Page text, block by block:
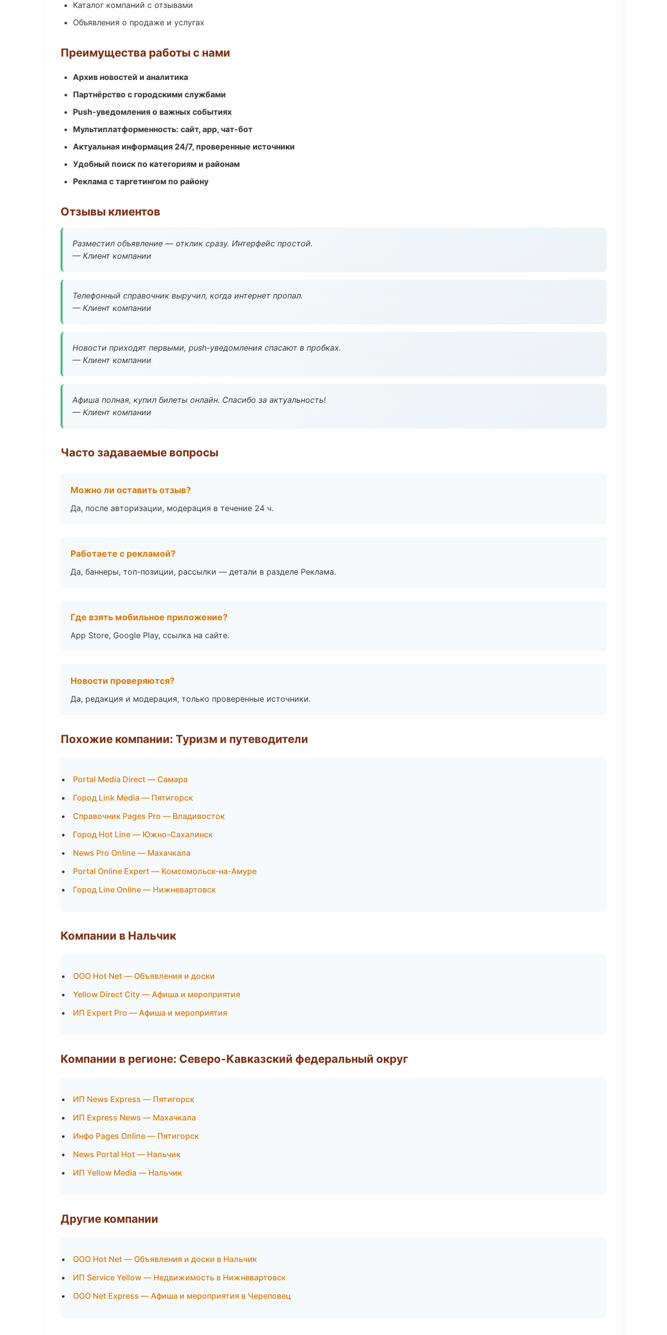
Каталог компаний с отзывами
Объявления о продаже и услугах
Преимущества работы с нами
Архив новостей и аналитика
Партнёрство с городскими службами
Push-уведомления о важных событиях
Мультиплатформенность: сайт, app, чат-бот
Актуальная информация 24/7, проверенные источники
Удобный поиск по категориям и районам
Реклама с таргетингом по району
Отзывы клиентов
Разместил объявление — отклик сразу. Интерфейс простой.
— Клиент компании
Телефонный справочник выручил, когда интернет пропал.
— Клиент компании
Новости приходят первыми, push-уведомления спасают в пробках.
— Клиент компании
Афиша полная, купил билеты онлайн. Спасибо за актуальность!
— Клиент компании
Часто задаваемые вопросы
Можно ли оставить отзыв?
Да, после авторизации, модерация в течение 24 ч.
Работаете с рекламой?
Да, баннеры, топ-позиции, рассылки — детали в разделе Реклама.
Где взять мобильное приложение?
App Store, Google Play, ссылка на сайте.
Новости проверяются?
Да, редакция и модерация, только проверенные источники.
Похожие компании: Туризм и путеводители
Portal Media Direct — Самара
Город Link Media — Пятигорск
Справочник Pages Pro — Владивосток
Город Hot Line — Южно-Сахалинск
News Pro Online — Махачкала
Portal Online Expert — Комсомольск-на-Амуре
Город Line Online — Нижневартовск
Компании в Нальчик
ООО Hot Net — Объявления и доски
Yellow Direct City — Афиша и мероприятия
ИП Expert Pro — Афиша и мероприятия
Компании в регионе: Северо-Кавказский федеральный округ
ИП News Express — Пятигорск
ИП Express News — Махачкала
Инфо Pages Online — Пятигорск
News Portal Hot — Нальчик
ИП Yellow Media — Нальчик
Другие компании
ООО Hot Net — Объявления и доски в Нальчик
ИП Service Yellow — Недвижимость в Нижневартовск
ООО Net Express — Афиша и мероприятия в Череповец